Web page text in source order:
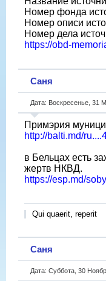
Номер фонда
Номер описи
Номер дела
https://obd-
Саня
Дата: Воскресенье, 31
Примэрия
http://balti.md/
в Бельцах есть
жертв НКВД.
https://esp.md/
Qui quaerit, reperit
Саня
Дата: Суббота, 30